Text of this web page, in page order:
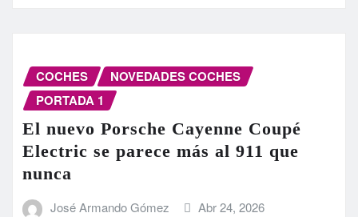
COCHES
NOVEDADES COCHES
PORTADA 1
El nuevo Porsche Cayenne Coupé
Electric se parece más al 911 que
nunca
José Armando Gómez Abr 24, 2026